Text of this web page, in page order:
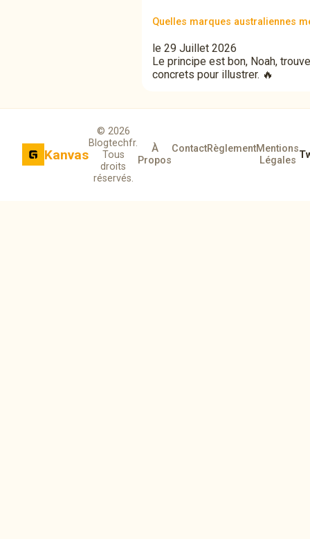
Quelles marques australiennes
le 29 Juillet 2026
Le principe est bon, Noah,
concrets pour illustrer. 🔥
Kanvas
© 2026
Blogtechfr.
Tous
droits
réservés.
À
Propos
ContactRèglementMentions
Légales